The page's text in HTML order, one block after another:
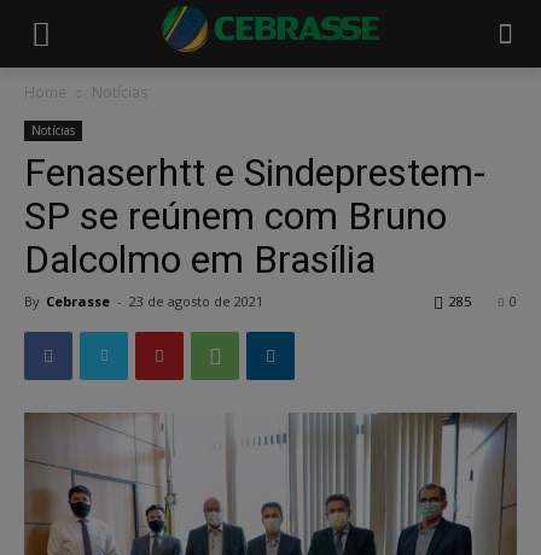
Home Notícias
Notícias
Fenaserhtt e Sindeprestem-
SP se reúnem com Bruno
Dalcolmo em Brasília
By Cebrasse - 23 de agosto de 2021 0
285